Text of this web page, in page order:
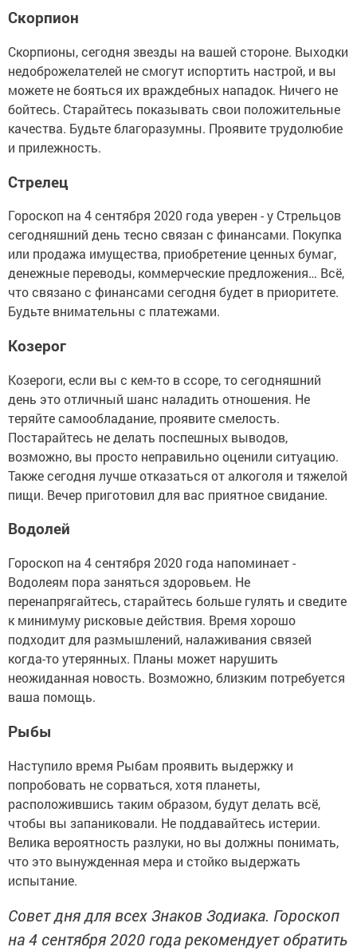
Скорпион
Скорпионы, сегодня звезды на вашей стороне. Выходки
недоброжелателей не смогут испортить настрой, и вы
можете не бояться их враждебных нападок. Ничего не
бойтесь. Старайтесь показывать свои положительные
качества. Будьте благоразумны. Проявите трудолюбие
и прилежность.
Стрелец
Гороскоп на 4 сентября 2020 года уверен - у Стрельцов
сегодняшний день тесно связан с финансами. Покупка
или продажа имущества, приобретение ценных бумаг,
денежные переводы, коммерческие предложения… Всё,
что связано с финансами сегодня будет в приоритете.
Будьте внимательны с платежами.
Козерог
Козероги, если вы с кем-то в ссоре, то сегодняшний
день это отличный шанс наладить отношения. Не
теряйте самообладание, проявите смелость.
Постарайтесь не делать поспешных выводов,
возможно, вы просто неправильно оценили ситуацию.
Также сегодня лучше отказаться от алкоголя и тяжелой
пищи. Вечер приготовил для вас приятное свидание.
Водолей
Гороскоп на 4 сентября 2020 года напоминает -
Водолеям пора заняться здоровьем. Не
перенапрягайтесь, старайтесь больше гулять и сведите
к минимуму рисковые действия. Время хорошо
подходит для размышлений, налаживания связей
когда-то утерянных. Планы может нарушить
неожиданная новость. Возможно, близким потребуется
ваша помощь.
Рыбы
Наступило время Рыбам проявить выдержку и
попробовать не сорваться, хотя планеты,
расположившись таким образом, будут делать всё,
чтобы вы запаниковали. Не поддавайтесь истерии.
Велика вероятность разлуки, но вы должны понимать,
что это вынужденная мера и стойко выдержать
испытание.
Совет дня для всех Знаков Зодиака. Гороскоп
на 4 сентября 2020 года рекомендует обратить